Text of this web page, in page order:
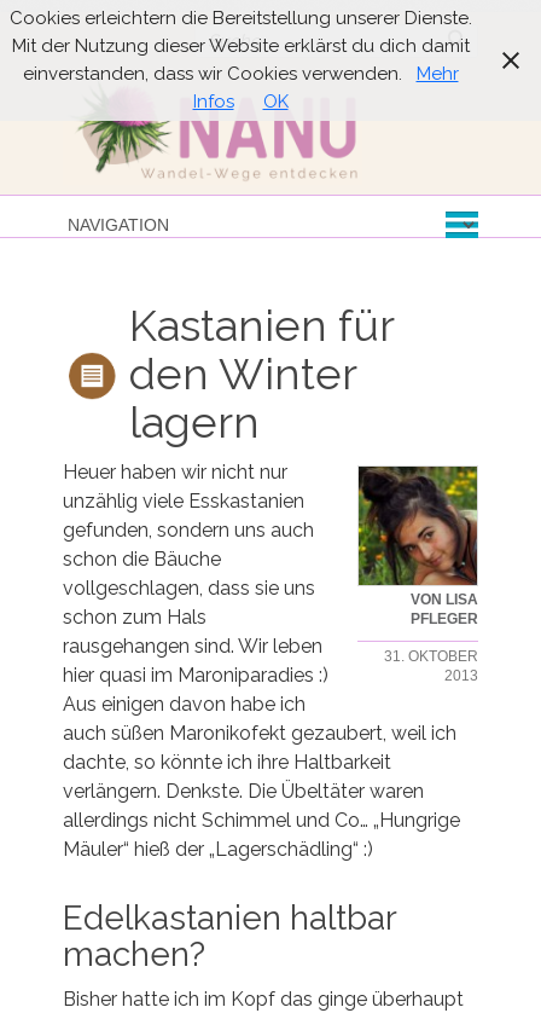
Suche
Kastanien für
den Winter
lagern
VON LISA
PFLEGER
31. OKTOBER
2013
Heuer haben wir nicht nur
unzählig viele Esskastanien
gefunden, sondern uns auch
schon die Bäuche
vollgeschlagen, dass sie uns
schon zum Hals
rausgehangen sind. Wir leben
hier quasi im Maroniparadies :)
Aus einigen davon habe ich
auch süßen Maronikofekt gezaubert, weil ich
dachte, so könnte ich ihre Haltbarkeit
verlängern. Denkste. Die Übeltäter waren
allerdings nicht Schimmel und Co… „Hungrige
Mäuler“ hieß der „Lagerschädling“ :)
Edelkastanien haltbar
machen?
Bisher hatte ich im Kopf das ginge überhaupt
Cookies erleichtern die Bereitstellung unserer Dienste.
Mit der Nutzung dieser Website erklärst du dich damit
einverstanden, dass wir Cookies verwenden.
Mehr
Infos
OK